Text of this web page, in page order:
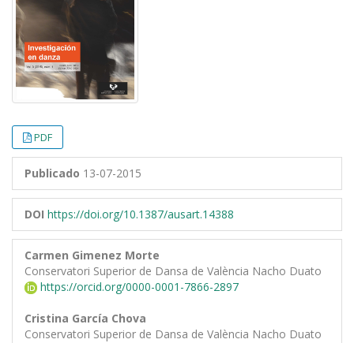
PDF
Publicado 13-07-2015
DOI https://doi.org/10.1387/ausart.14388
Carmen Gimenez Morte
Conservatori Superior de Dansa de València Nacho Duato
https://orcid.org/0000-0001-7866-2897
Cristina García Chova
Conservatori Superior de Dansa de València Nacho Duato